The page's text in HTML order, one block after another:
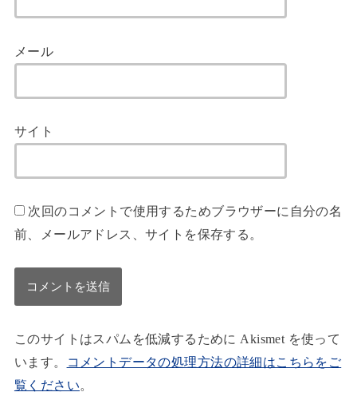
メール
サイト
次回のコメントで使用するためブラウザーに自分の名
前、メールアドレス、サイトを保存する。
このサイトはスパムを低減するために Akismet を使って
います。
コメントデータの処理方法の詳細はこちらをご
覧ください。